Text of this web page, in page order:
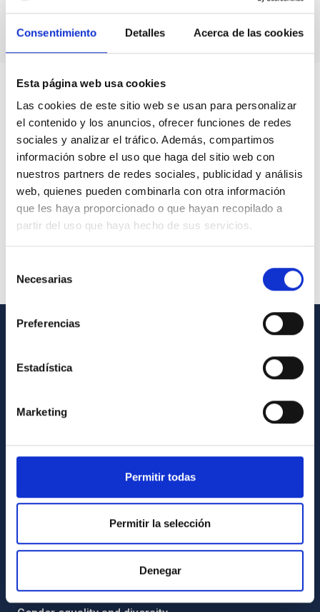
Consentimiento Detalles Acerca de las cookies
Esta página web usa cookies
Las cookies de este sitio web se usan para personalizar
el contenido y los anuncios, ofrecer funciones de redes
sociales y analizar el tráfico. Además, compartimos
información sobre el uso que haga del sitio web con
nuestros partners de redes sociales, publicidad y análisis
web, quienes pueden combinarla con otra información
que les haya proporcionado o que hayan recopilado a
partir del uso que haya hecho de sus servicios.
Necesarias
Preferencias
Estadística
Marketing
Permitir todas
Permitir la selección
Denegar
Contact
Library
Legislation
Code of ethics and anti-fraud policy